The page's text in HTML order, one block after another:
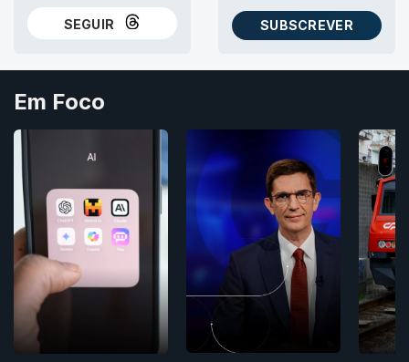
SEGUIR
NO THREADS
SUBSCREVER
AS NEWSLETTERS RTP
Em Foco